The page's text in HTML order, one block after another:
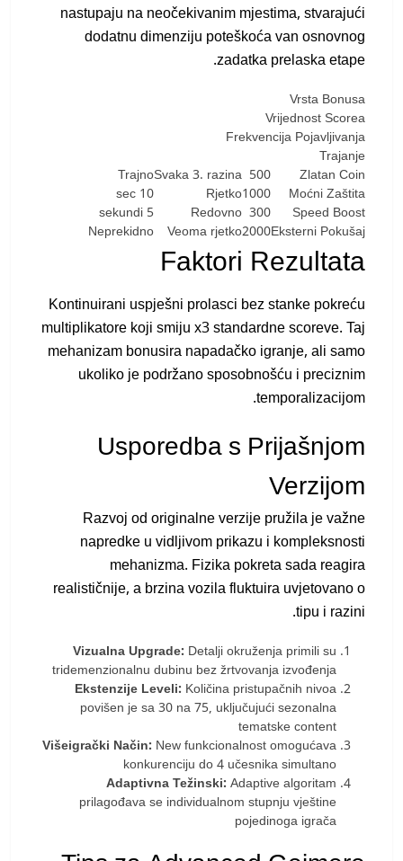
nastupaju na neočekivanim mjestima, stvarajući
dodatnu dimenziju poteškoća van osnovnog
zadatka prelaska etape.
Vrsta Bonusa
Vrijednost Scorea
Frekvencija Pojavljivanja
Trajanje
Zlatan Coin
500
Svaka 3. razina
Trajno
Moćni Zaštita
1000
Rjetko
10 sec
Speed Boost
300
Redovno
5 sekundi
Eksterni Pokušaj
2000
Veoma rjetko
Neprekidno
Faktori Rezultata
Kontinuirani uspješni prolasci bez stanke pokreću
multiplikatore koji smiju x3 standardne scoreve. Taj
mehanizam bonusira napadačko igranje, ali samo
ukoliko je podržano sposobnošću i preciznim
temporalizacijom.
Usporedba s Prijašnjom
Verzijom
Razvoj od originalne verzije pružila je važne
napredke u vidljivom prikazu i kompleksnosti
mehanizma. Fizika pokreta sada reagira
realističnije, a brzina vozila fluktuira uvjetovano o
tipu i razini.
Vizualna Upgrade: Detalji okruženja primili su
tridemenzionalnu dubinu bez žrtvovanja izvođenja
Ekstenzije Leveli: Količina pristupačnih nivoa
povišen je sa 30 na 75, uključujući sezonalna
tematske content
Višeigrački Način: New funkcionalnost omogućava
konkurenciju do 4 učesnika simultano
Adaptivna Težinski:Adaptive algoritam
prilagođava se individualnom stupnju vještine
pojedinoga igrača